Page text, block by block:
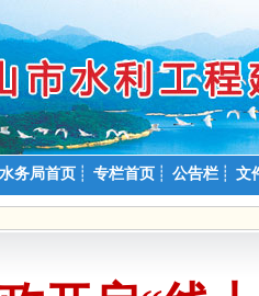
务局首页 ┊ 专栏首页 ┊ 公告栏 ┊ 文